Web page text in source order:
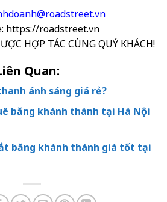
https://roadstreet.vn
HỢP TÁC CÙNG QUÝ KHÁCH!
Quan:
ánh sáng giá rẻ?
băng khánh thành tại Hà Nội
cắt băng khánh thành giá tốt tại